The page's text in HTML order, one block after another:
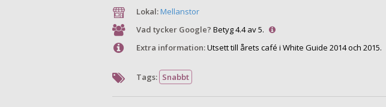
Lokal:Mellanstor
Vad tycker Google? Betyg 4.4 av 5.
Extra information:Utsett till årets café i White Guide 2014 och 2015.
Tags: Snabbt